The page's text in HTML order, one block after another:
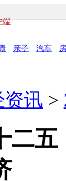
端
亲子 汽车
资讯 >
二五